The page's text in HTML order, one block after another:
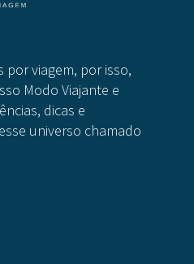
por viagem, por isso,
Modo Viajante e
dicas e
universo chamado